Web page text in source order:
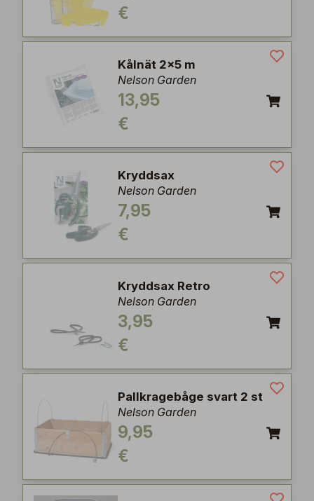
€
Kålnät 2x5 m
Nelson Garden
13,95
€
Kryddsax
Nelson Garden
7,95
€
Kryddsax Retro
Nelson Garden
3,95
€
Pallkragebåge svart 2 st
Nelson Garden
9,95
€